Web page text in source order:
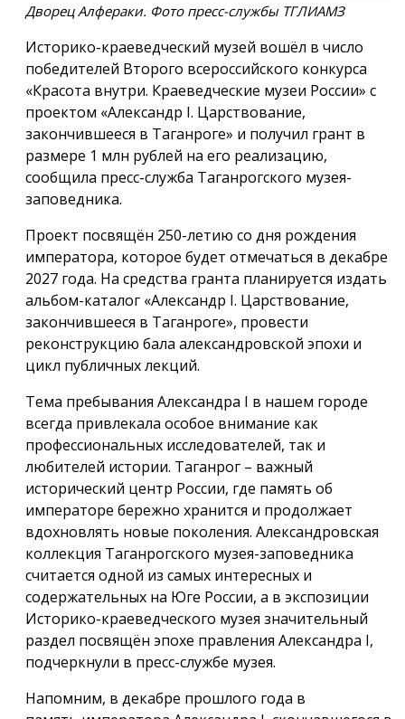
Дворец Алфераки. Фото пресс-службы ТГЛИАМЗ
Историко-краеведческий музей вошёл в число
победителей Второго всероссийского конкурса
«Красота внутри. Краеведческие музеи России» с
проектом «Александр I. Царствование,
закончившееся в Таганроге» и получил грант в
размере 1 млн рублей на его реализацию,
сообщила пресс-служба Таганрогского музея-
заповедника.
Проект посвящён 250-летию со дня рождения
императора, которое будет отмечаться в декабре
2027 года. На средства гранта планируется издать
альбом-каталог «Александр I. Царствование,
закончившееся в Таганроге», провести
реконструкцию бала александровской эпохи и
цикл публичных лекций.
Тема пребывания Александра I в нашем городе
всегда привлекала особое внимание как
профессиональных исследователей, так и
любителей истории. Таганрог – важный
исторический центр России, где память об
императоре бережно хранится и продолжает
вдохновлять новые поколения. Александровская
коллекция Таганрогского музея-заповедника
считается одной из самых интересных и
содержательных на Юге России, а в экспозиции
Историко-краеведческого музея значительный
раздел посвящён эпохе правления Александра I,
подчеркнули в пресс-службе музея.
Напомним, в декабре прошлого года в